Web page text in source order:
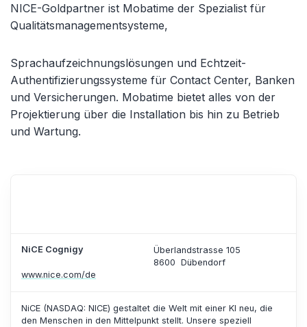
NICE-Goldpartner ist Mobatime der Spezialist für
Qualitätsmanagementsysteme,
Sprachaufzeichnungslösungen und Echtzeit-
Authentifizierungssysteme für Contact Center, Banken
und Versicherungen. Mobatime bietet alles von der
Projektierung über die Installation bis hin zu Betrieb
und Wartung.
NiCE Cognigy
Überlandstrasse 105
8600 Dübendorf
www.nice.com/de
NiCE (NASDAQ: NICE) gestaltet die Welt mit einer KI neu, die
den Menschen in den Mittelpunkt stellt. Unsere speziell